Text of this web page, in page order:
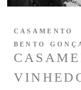
CASAMENTO
BENTO